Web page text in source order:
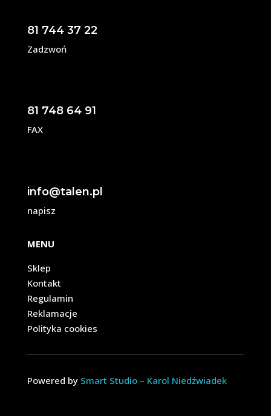
81 744 37 22
Zadzwoń
81 748 64 91
FAX
info@talen.pl
napisz
MENU
Sklep
Kontakt
Regulamin
Reklamacje
Polityka cookies
Powered by Smart Studio – Karol Niedźwiadek